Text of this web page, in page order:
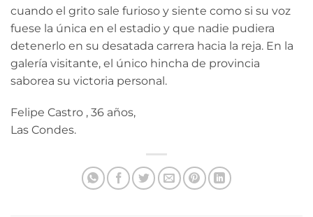
cuando el grito sale furioso y siente como si su voz
fuese la única en el estadio y que nadie pudiera
detenerlo en su desatada carrera hacia la reja. En la
galería visitante, el único hincha de provincia
saborea su victoria personal.
Felipe Castro , 36 años,
Las Condes.